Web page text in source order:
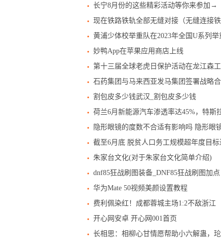
长宁8月份的这些精彩活动等你来参加→
现在铁路铁轨全部无缝对接（无缝连接铁
黄浦少体校举重队在2023年全国U系列
妙鸭App在苹果应用商店上线
第十三届全球老虎日保护活动在龙江森
石药集团与马来西亚发马集团签署战略
割包皮多少钱武汉_割包皮多少钱
荷兰6月新能源汽车渗透率达45%，特斯
隐形眼镜的度数不合适有影响吗 隐形眼
截至6月底 脱贫人口务工规模超年度目标
朱家台文化(对于朱家台文化简单介绍)
dnf85狂战刷图装备_DNF85狂战刷图加点
华为Mate 50视频美颜设置教程
费利佩染红！成都蓉城主场1:2不敌浙江
开心网安卓 开心网001首页
长相思：相柳心甘情愿帮助小六解蛊，